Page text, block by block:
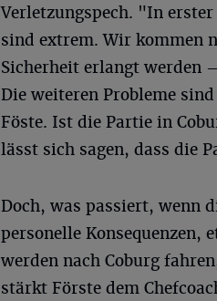
Verletzungspech. "In
sind extrem. Wir kommen
Sicherheit erlangt werden
Die weiteren Probleme
Föste. Ist die Partie in
lässt sich sagen, dass die
Doch, was passiert, wenn
personelle
werden nach Coburg
stärkt Förste dem